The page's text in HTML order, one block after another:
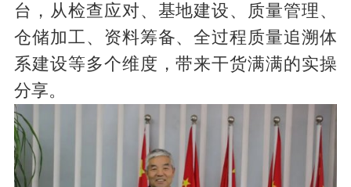
台，从检查应对、基地建设、质量管理、
仓储加工、资料筹备、全过程质量追溯体
系建设等多个维度，带来干货满满的实操
分享。